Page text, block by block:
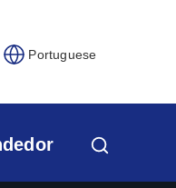
Portuguese